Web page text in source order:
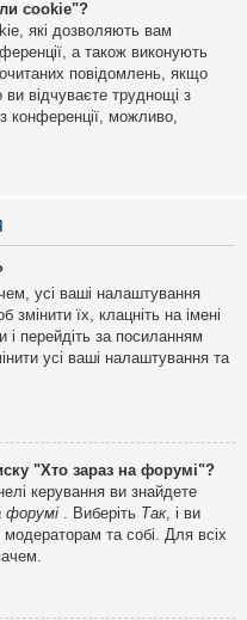
cookie"?
які дозволяють вам
а також виконують
повідомлень, якщо
ви відчуваєте труднощі з
конференції, можливо,
усі ваші налаштування
їх, клацніть на імені
і перейдіть за посиланням
усі ваші налаштування та
"Хто зараз на форумі"?
керування ви знайдете
форумі . Виберіть Так, і ви
та собі. Для всіх